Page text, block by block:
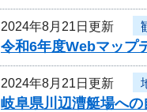
2024年8月21日更新
令和6年度Webマップ
2024年8月21日更新
岐阜県川辺漕艇場へ